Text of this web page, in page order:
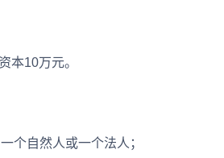
10万元。
自然人或一个法人；